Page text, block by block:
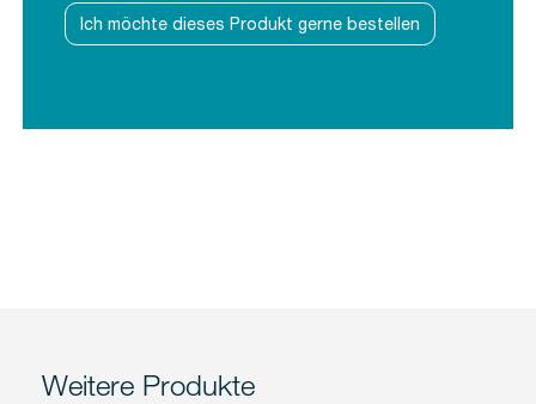
Ich möchte dieses Produkt gerne bestellen
Weitere Produkte